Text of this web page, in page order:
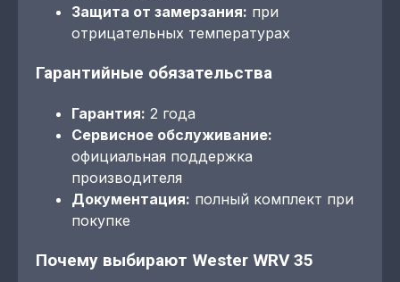
Защита от замерзания: при
отрицательных температурах
Гарантийные обязательства
Гарантия: 2 года
Сервисное обслуживание:
официальная поддержка
производителя
Документация: полный комплект при
покупке
Почему выбирают Wester WRV 35